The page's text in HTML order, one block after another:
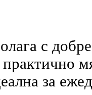
с
за